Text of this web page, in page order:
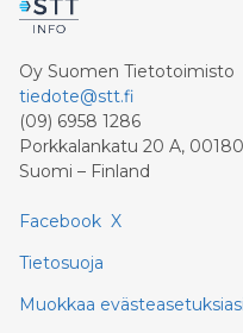
Oy Suomen Tietotoimisto
tiedote@stt.fi
(09) 6958 1286
Porkkalankatu 20 A,
Suomi – Finland
Facebook X
Tietosuoja
Muokkaa evästeasetuksiasi